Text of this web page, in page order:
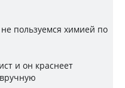
пользуемся химией по
и он краснеет